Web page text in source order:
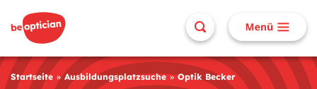
Startseite Ausbildungsplatzsuche Optik Becker